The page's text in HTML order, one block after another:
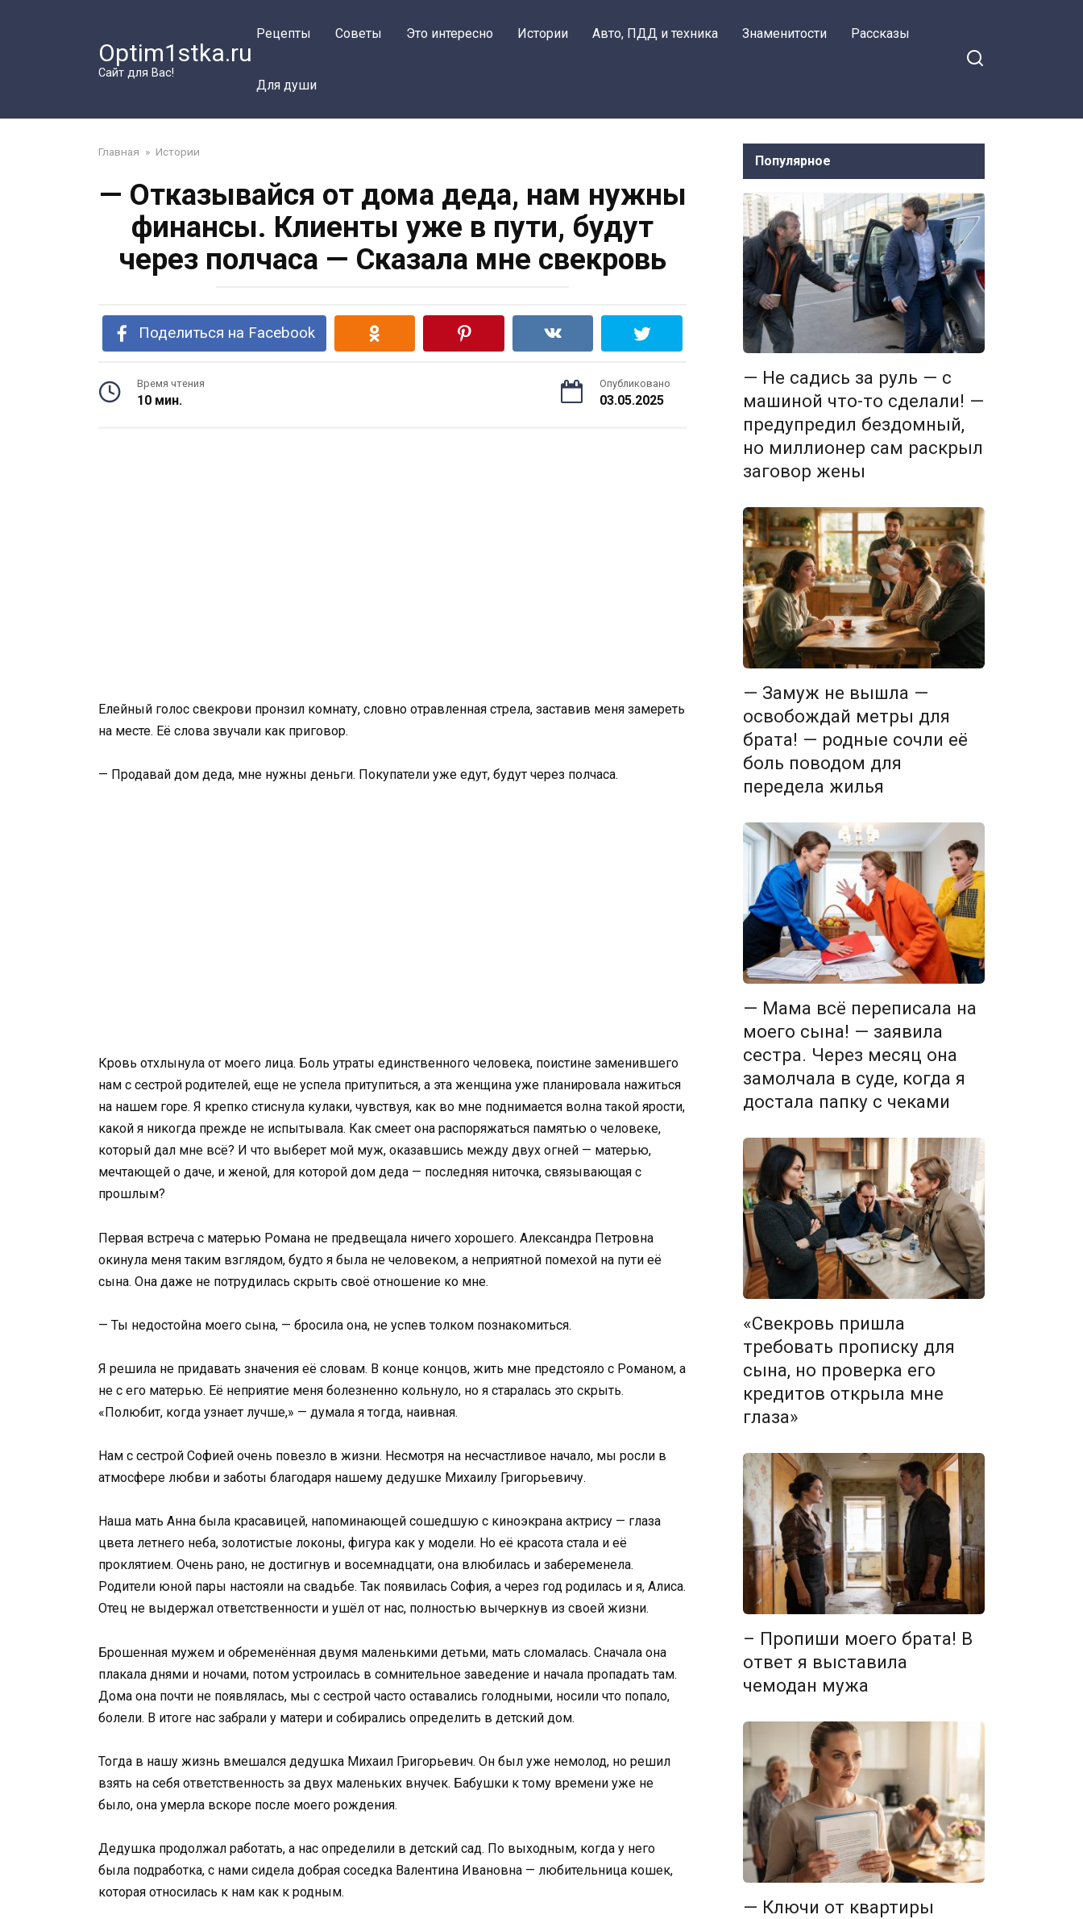
Optim1stka.ru
Сайт для Вас!
Рецепты Советы Это интересно Истории Авто, ПДД и техника Знаменитости Рассказы
Для души
Главная » Истории
— Отказывайся от дома деда, нам нужны
финансы. Клиенты уже в пути, будут
через полчаса — Сказала мне свекровь
Поделиться на Facebook
Время чтения
10 мин.
Опубликовано
03.05.2025
Елейный голос свекрови пронзил комнату, словно отравленная стрела, заставив меня замереть
на месте. Её слова звучали как приговор.
— Продавай дом деда, мне нужны деньги. Покупатели уже едут, будут через полчаса.
Кровь отхлынула от моего лица. Боль утраты единственного человека, поистине заменившего
нам с сестрой родителей, еще не успела притупиться, а эта женщина уже планировала нажиться
на нашем горе. Я крепко стиснула кулаки, чувствуя, как во мне поднимается волна такой ярости,
какой я никогда прежде не испытывала. Как смеет она распоряжаться памятью о человеке,
который дал мне всё? И что выберет мой муж, оказавшись между двух огней — матерью,
мечтающей о даче, и женой, для которой дом деда — последняя ниточка, связывающая с
прошлым?
Первая встреча с матерью Романа не предвещала ничего хорошего. Александра Петровна
окинула меня таким взглядом, будто я была не человеком, а неприятной помехой на пути её
сына. Она даже не потрудилась скрыть своё отношение ко мне.
— Ты недостойна моего сына, — бросила она, не успев толком познакомиться.
Я решила не придавать значения её словам. В конце концов, жить мне предстояло с Романом, а
не с его матерью. Её неприятие меня болезненно кольнуло, но я старалась это скрыть.
«Полюбит, когда узнает лучше,» — думала я тогда, наивная.
Нам с сестрой Софией очень повезло в жизни. Несмотря на несчастливое начало, мы росли в
атмосфере любви и заботы благодаря нашему дедушке Михаилу Григорьевичу.
Наша мать Анна была красавицей, напоминающей сошедшую с киноэкрана актрису — глаза
цвета летнего неба, золотистые локоны, фигура как у модели. Но её красота стала и её
проклятием. Очень рано, не достигнув и восемнадцати, она влюбилась и забеременела.
Родители юной пары настояли на свадьбе. Так появилась София, а через год родилась и я, Алиса.
Отец не выдержал ответственности и ушёл от нас, полностью вычеркнув из своей жизни.
Брошенная мужем и обременённая двумя маленькими детьми, мать сломалась. Сначала она
плакала днями и ночами, потом устроилась в сомнительное заведение и начала пропадать там.
Дома она почти не появлялась, мы с сестрой часто оставались голодными, носили что попало,
болели. В итоге нас забрали у матери и собирались определить в детский дом.
Тогда в нашу жизнь вмешался дедушка Михаил Григорьевич. Он был уже немолод, но решил
взять на себя ответственность за двух маленьких внучек. Бабушки к тому времени уже не
было, она умерла вскоре после моего рождения.
Дедушка продолжал работать, а нас определили в детский сад. По выходным, когда у него
была подработка, с нами сидела добрая соседка Валентина Ивановна — любительница кошек,
которая относилась к нам как к родным.
Популярное
— Не садись за руль — с
машиной что-то сделали! —
предупредил бездомный,
но миллионер сам раскрыл
заговор жены
— Замуж не вышла —
освобождай метры для
брата! — родные сочли её
боль поводом для
передела жилья
— Мама всё переписала на
моего сына! — заявила
сестра. Через месяц она
замолчала в суде, когда я
достала папку с чеками
«Свекровь пришла
требовать прописку для
сына, но проверка его
кредитов открыла мне
глаза»
– Пропиши моего брата! В
ответ я выставила
чемодан мужа
— Ключи от квартиры